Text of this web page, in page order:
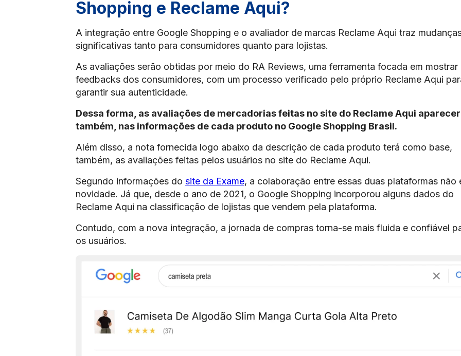
Shopping e Reclame Aqui?
A integração entre Google Shopping e o avaliador de marcas Reclame Aqui traz
significativas tanto para consumidores quanto para lojistas.
As avaliações serão obtidas por meio do RA Reviews, uma ferramenta focada em mostrar
feedbacks dos consumidores, com um processo verificado pelo próprio Reclame Aqui
garantir sua autenticidade.
Dessa forma, as avaliações de mercadorias feitas no site do Reclame Aqui
também, nas informações de cada produto no Google Shopping Brasil.
Além disso, a nota fornecida logo abaixo da descrição de cada produto terá como base,
também, as avaliações feitas pelos usuários no site do Reclame Aqui.
Segundo informações do site da Exame, a colaboração entre essas duas plataformas não
novidade. Já que, desde o ano de 2021, o Google Shopping incorporou alguns dados do
Reclame Aqui na classificação de lojistas que vendem pela plataforma.
Contudo, com a nova integração, a jornada de compras torna-se mais fluida e confiável
os usuários.